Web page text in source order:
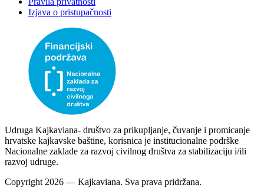
Izjava o pristupačnosti
Udruga Kajkaviana- društvo za prikupljanje, čuvanje i promicanje
hrvatske kajkavske baštine, korisnica je institucionalne podrške
Nacionalne zaklade za razvoj civilnog društva za stabilizaciju i/ili
razvoj udruge.
Copyright 2026 — Kajkaviana. Sva prava pridržana.